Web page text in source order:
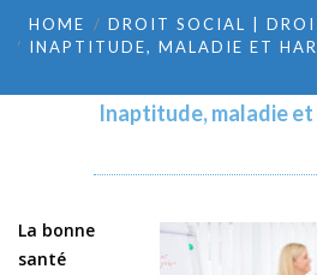
HOME
DROIT SOCIAL |
INAPTITUDE, MALADIE ET
Inaptitude, maladie
La bonne
santé